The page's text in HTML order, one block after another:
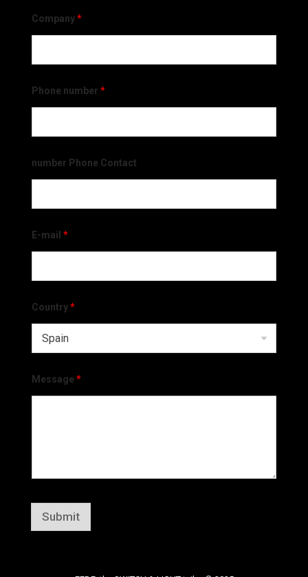
Company*
Phone number *
number Phone Contact
E-mail *
Country*
Message *
Submit